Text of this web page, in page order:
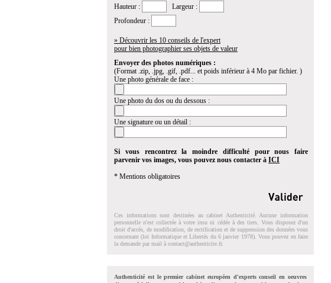
Hauteur :
Largeur :
Profondeur :
» Découvrir les 10 conseils de l'expert
pour bien photographier ses objets de valeur
Envoyer des photos numériques :
(Format .zip, .jpg, .gif, .pdf... et poids inférieur à 4 Mo par fichier. )
Une photo générale de face :
Une photo du dos ou du dessous :
Une signature ou un détail :
Si vous rencontrez la moindre difficulté pour nous faire
parvenir vos images, vous pouvez nous contacter à ICI
* Mentions obligatoires
Ces informations sont destinées au cabinet Authenticité. Aucune information
personnelle n'est collectée à votre insu ni cédée à des tiers. Vous disposez d'un
droit d'accés, de modification, de rectification et de suppression des données vous
concernant (loi Informatique et Libertés du 6 janvier 1978). Vous pouvez en faire
la demande par mail à contact@authenticite.fr.
Authenticité est le premier cabinet européen d'experts conseil en oeuvres